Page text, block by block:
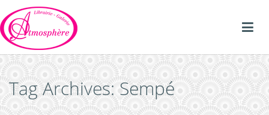
Tag Archives: Sempé